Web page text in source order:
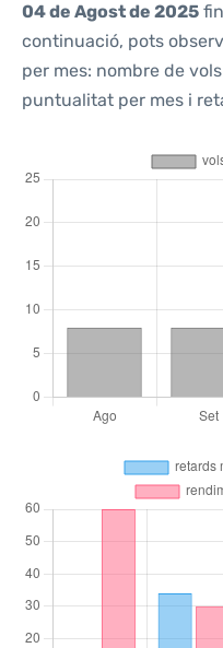
04 de Agost de 2025
continuació, pots
per mes: nombre de
puntualitat per mes i